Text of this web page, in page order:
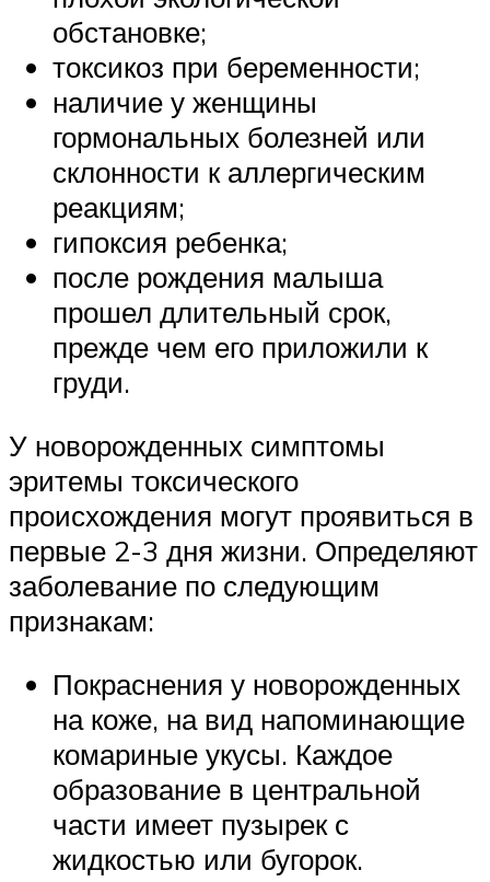
обстановке;
токсикоз при беременности;
наличие у женщины
гормональных болезней или
склонности к аллергическим
реакциям;
гипоксия ребенка;
после рождения малыша
прошел длительный срок,
прежде чем его приложили к
груди.
У новорожденных симптомы
эритемы токсического
происхождения могут проявиться в
первые 2-3 дня жизни. Определяют
заболевание по следующим
признакам:
Покраснения у новорожденных
на коже, на вид напоминающие
комариные укусы. Каждое
образование в центральной
части имеет пузырек с
жидкостью или бугорок.